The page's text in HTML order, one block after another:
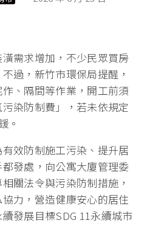
需求增加，不少民眾買房
過，新竹市環保局提醒，
、隔間等作業，開工前須
染防制費」，若未依規定
。
效防制施工污染、提升居
發處，向公寓大廈管理委
關法令與污染防制措施，
力，營造健康安心的居住
發展目標SDG 11永續城市